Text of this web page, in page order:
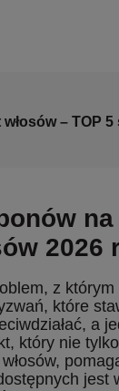
– TOP
2026
z
które
a
który nie
jest